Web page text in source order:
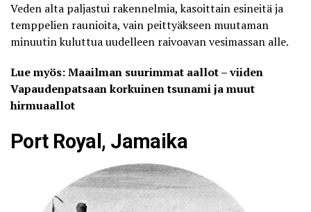
Veden alta paljastui rakennelmia, kasoittain esineitä ja
temppelien raunioita, vain peittyäkseen muutaman
minuutin kuluttua uudelleen raivoavan vesimassan alle.
Lue myös: Maailman suurimmat aallot – viiden
Vapaudenpatsaan korkuinen tsunami ja muut
hirmuaallot
Port Royal, Jamaika